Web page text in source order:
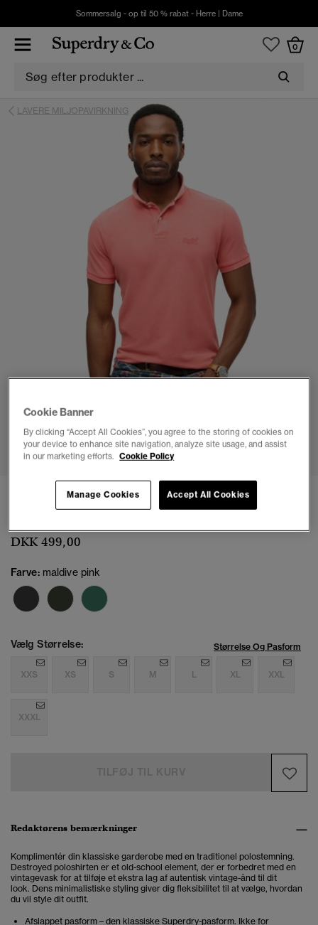
Sommersalg - op til 50 % rabat - Herre| Dame
0
LAVERE MILJOPAVIRKNING
1 2 3 4 5 6
Destroyed poloshirt
DKK 499,00
Farve: maldive pink
Vælg Størrelse: Størrelse Og Pasform
XXS XS S M L XL XXL
XXXL
Redaktørens bemærkninger
Komplimentér din klassiske garderobe med en traditionel polostemning.
Destroyed poloshirten er et old-school element, der er forbedret med en
vintagevask for at tilføje et ekstra lag af autentisk vintage-ånd til dit
look. Dens minimalistiske styling giver dig fleksibilitet til at vælge, hvordan
du vil style dit outfit.
Afslappet pasform – den klassiske Superdry-pasform. Ikke for
Cookie Banner
By clicking “Accept All Cookies”, you agree to the storing of cookies on
your device to enhance site navigation, analyze site usage, and assist
in our marketing efforts. Cookie Policy
Accept All Cookies
Manage Cookies